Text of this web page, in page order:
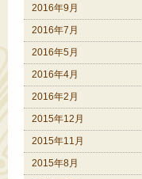
2016年9月
2016年7月
2016年5月
2016年4月
2016年2月
2015年12月
2015年11月
2015年8月